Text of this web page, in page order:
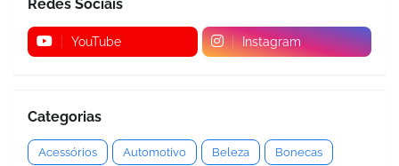
Redes Sociais
YouTube Instagram
Categorias
Acessórios Automotivo Beleza Bonecas